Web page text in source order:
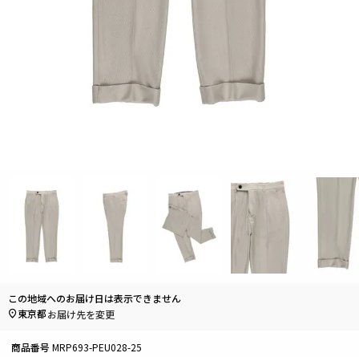
商品番号 MRP693-PEU028-25
この地域へのお届け日は表示できません
東京都お届け先を変更